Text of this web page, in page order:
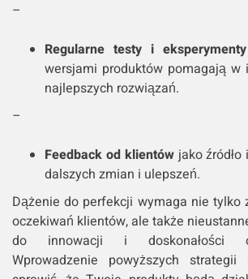
–
Regularne testy i eksperymenty
wersjami produktów pomagają w
najlepszych rozwiązań.
–
Feedback od klientówjako źródło
dalszych zmian i ulepszeń.
Dążenie do perfekcji wymaga nie tylko
oczekiwań klientów, ale także
do innowacji i doskonałości
Wprowadzenie powyższych strategii